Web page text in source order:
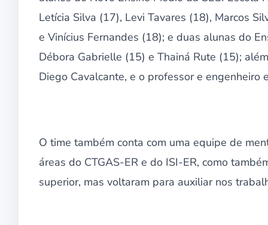
Letícia Silva (17), Levi Tavares (18), Marcos
e Vinícius Fernandes (18); e duas alunas do
Débora Gabrielle (15) e Thainá Rute (15);
Diego Cavalcante, e o professor e engenheiro
O time também conta com uma equipe de
áreas do CTGAS-ER e do ISI-ER, como
superior, mas voltaram para auxiliar nos